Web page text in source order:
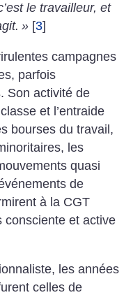
le travailleur, et
» [3]
campagnes
parfois
Son activité de
et l’entraide
bourses du travail,
les
quasi
de
à la CGT
consciente et active
les années
celles de